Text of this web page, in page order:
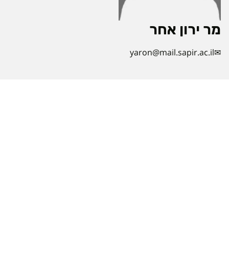
מר ירון אחר
yaron@mail.sapir.ac.il